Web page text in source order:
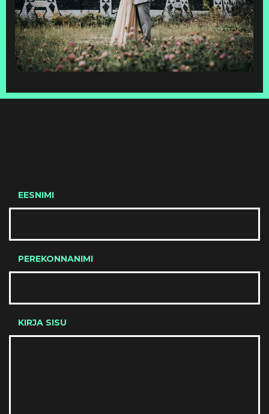
EESNIMI
PEREKONNANIMI
KIRJA SISU